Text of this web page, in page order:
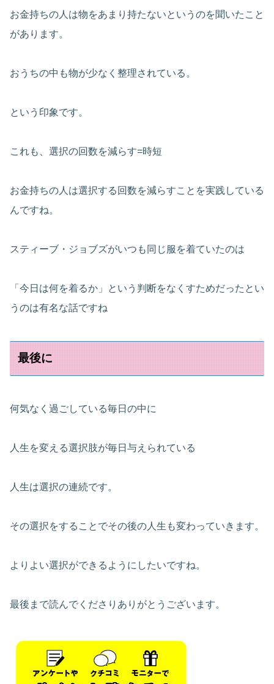
お金持ちの人は物をあまり持たないというのを聞いたこと
があります。
おうちの中も物が少なく整理されている。
という印象です。
これも、選択の回数を減らす=時短
お金持ちの人は選択する回数を減らすことを実践している
んですね。
スティーブ・ジョブズがいつも同じ服を着ていたのは
「今日は何を着るか」という判断をなくすためだったとい
うのは有名な話ですね
最後に
何気なく過ごしている毎日の中に
人生を変える選択肢が毎日与えられている
人生は選択の連続です。
その選択をすることでその後の人生も変わっていきます。
よりよい選択ができるようにしたいですね。
最後まで読んでくださりありがとうございます。